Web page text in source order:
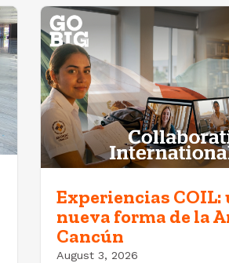
Experiencias COIL:
nueva forma de la
Cancún
August 3, 2026